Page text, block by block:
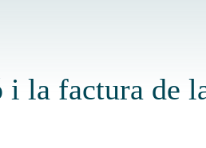
i la factura de